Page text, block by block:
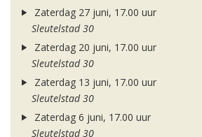
Zaterdag 27 juni, 17.00 uur
Sleutelstad 30
Zaterdag 20 juni, 17.00 uur
Sleutelstad 30
Zaterdag 13 juni, 17.00 uur
Sleutelstad 30
Zaterdag 6 juni, 17.00 uur
Sleutelstad 30